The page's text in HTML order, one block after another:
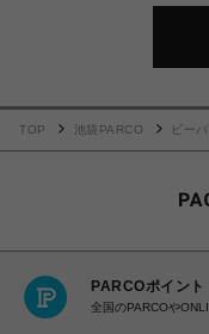
TOP 池袋PARCO ビー
PARCOポイント
全国のPARCOや